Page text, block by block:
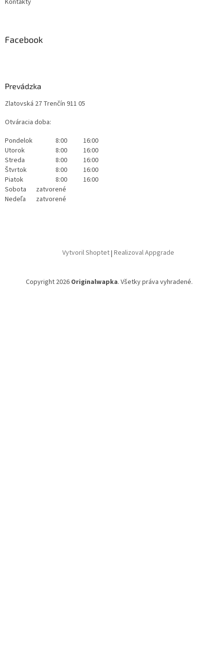
Kontakty
Facebook
Prevádzka
Zlatovská 27 Trenčín 911 05
Otváracia doba:
Pondelok
8:00
16:00
Utorok
8:00
16:00
Streda
8:00
16:00
Štvrtok
8:00
16:00
Piatok
8:00
16:00
Sobota
zatvorené
Nedeľa
zatvorené
Vytvoril Shoptet| Realizoval Appgrade
Copyright 2026 Originalwapka. Všetky práva vyhradené.